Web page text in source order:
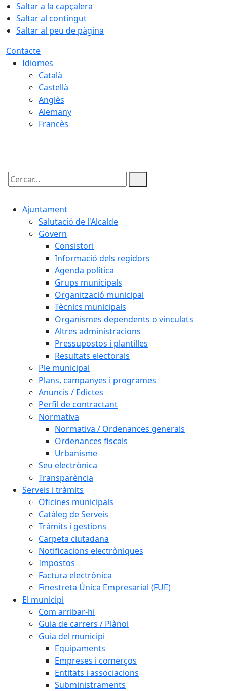
Saltar a la capçalera
Saltar al contingut
Saltar al peu de pàgina
Contacte
Idiomes
Català
Castellà
Anglès
Alemany
Francès
Cercar:
Ajuntament
Salutació de l'Alcalde
Govern
Consistori
Informació dels regidors
Agenda política
Grups municipals
Organització municipal
Tècnics municipals
Organismes dependents o vinculats
Altres administracions
Pressupostos i plantilles
Resultats electorals
Ple municipal
Plans, campanyes i programes
Anuncis / Edictes
Perfil de contractant
Normativa
Normativa / Ordenances generals
Ordenances fiscals
Urbanisme
Seu electrònica
Transparència
Serveis i tràmits
Oficines municipals
Catàleg de Serveis
Tràmits i gestions
Carpeta ciutadana
Notificacions electròniques
Impostos
Factura electrònica
Finestreta Única Empresarial (FUE)
El municipi
Com arribar-hi
Guia de carrers / Plànol
Guia del municipi
Equipaments
Empreses i comerços
Entitats i associacions
Subministraments